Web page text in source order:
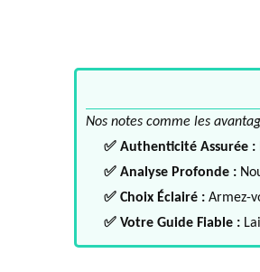
Nos notes comme les
✅ Authenticité Assurée :
✅ Analyse Profonde :
✅ Choix Éclairé : Armez-
✅ Votre Guide Fiable :